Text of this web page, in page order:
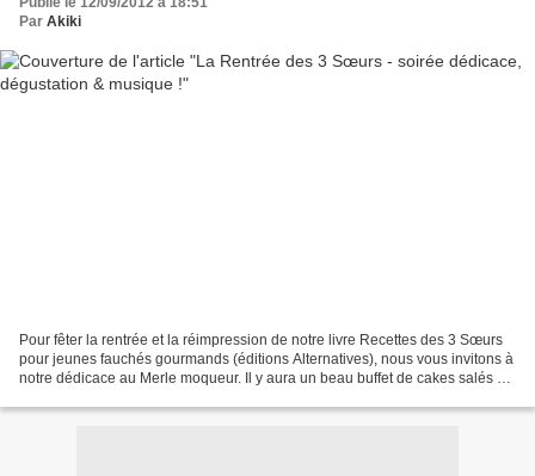
Par Akiki
Pour fêter la rentrée et la réimpression de notre livre Recettes des 3 Sœurs
pour jeunes fauchés gourmands (éditions Alternatives), nous vous invitons à
notre dédicace au Merle moqueur. Il y aura un beau buffet de cakes salés et